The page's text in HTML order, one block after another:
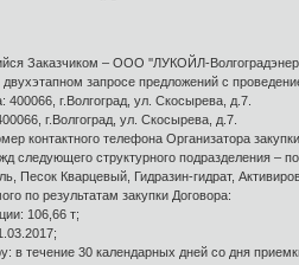
Заказчиком – ООО ''ЛУКОЙЛ-
запросе предложений с
г.Волгоград, ул. Скосырева, д.7.
г.Волгоград, ул. Скосырева, д.7.
контактного телефона Организатора
следующего структурного подразделения –
Песок Кварцевый, Гидразин-гидрат,
по результатам закупки Договора:
106,66 т;
в течение 30 календарных дней со дня